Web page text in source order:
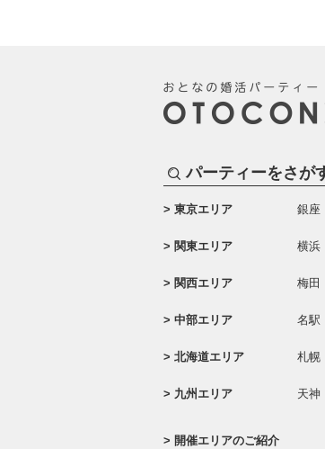
パーティーをさが
東京エリア 銀座
関東エリア 横浜
関西エリア 梅田
中部エリア 名駅
北海道エリア 札幌
九州エリア 天神
開催エリアのご紹介